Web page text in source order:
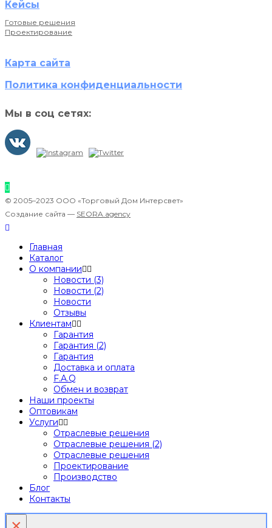
Кейсы
Готовые решения
Проектирование
Карта сайта
Политика конфиденциальности
Мы в соц сетях:
© 2005–2023 ООО «Торговый Дом Интерсвет»
Создание сайта — SEORA.agency
Главная
Каталог
О компании
Новости (3)
Новости (2)
Новости
Отзывы
Клиентам
Гарантия
Гарантия (2)
Гарантия
Доставка и оплата
F.A.Q
Обмен и возврат
Наши проекты
Оптовикам
Услуги
Отраслевые решения
Отраслевые решения (2)
Отраслевые решения
Проектирование
Производство
Блог
Контакты